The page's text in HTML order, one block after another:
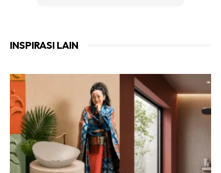
INSPIRASI LAIN